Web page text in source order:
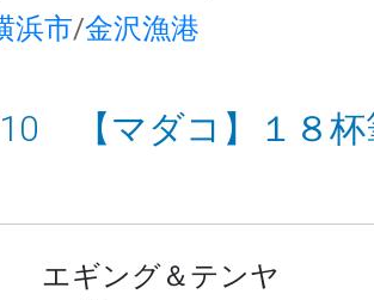
浜市/金沢漁港
【マダコ】１８杯
エギング＆テンヤ